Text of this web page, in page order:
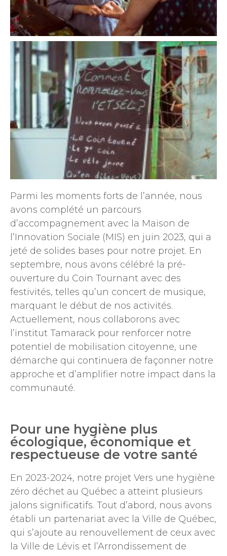
Parmi les moments forts de l’année, nous
avons complété un parcours
d’accompagnement avec la Maison de
l’Innovation Sociale (MIS) en juin 2023, qui a
jeté de solides bases pour notre projet. En
septembre, nous avons célébré la pré-
ouverture du Coin Tournant avec des
festivités, telles qu’un concert de musique,
marquant le début de nos activités.
Actuellement, nous collaborons avec
l’institut Tamarack pour renforcer notre
potentiel de mobilisation citoyenne, une
démarche qui continuera de façonner notre
approche et d’amplifier notre impact dans la
communauté.
Pour une hygiène plus
écologique, économique et
respectueuse de votre santé
En 2023-2024, notre projet Vers une hygiène
zéro déchet au Québec a atteint plusieurs
jalons significatifs. Tout d’abord, nous avons
établi un partenariat avec la Ville de Québec,
qui s’ajoute au renouvellement de ceux avec
la Ville de Lévis et l’Arrondissement de